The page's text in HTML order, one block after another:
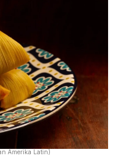
Amerika Latin)